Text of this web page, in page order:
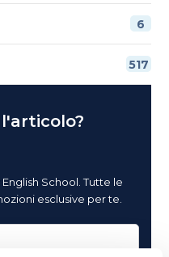
6
517
School. Tutte le
esclusive per te.